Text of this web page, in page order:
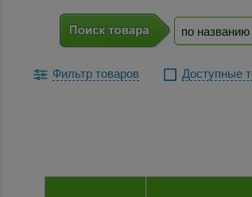
Фильтр товаров Доступные